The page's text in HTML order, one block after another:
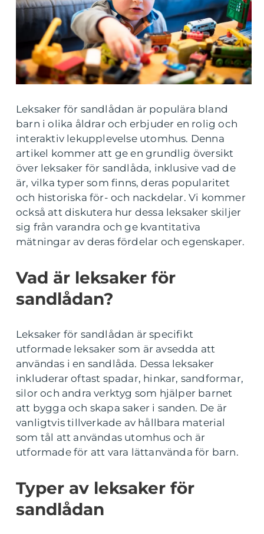
Leksaker för sandlådan är populära bland
barn i olika åldrar och erbjuder en rolig och
interaktiv lekupplevelse utomhus. Denna
artikel kommer att ge en grundlig översikt
över leksaker för sandlåda, inklusive vad de
är, vilka typer som finns, deras popularitet
och historiska för- och nackdelar. Vi kommer
också att diskutera hur dessa leksaker skiljer
sig från varandra och ge kvantitativa
mätningar av deras fördelar och egenskaper.
Vad är leksaker för
sandlådan?
Leksaker för sandlådan är specifikt
utformade leksaker som är avsedda att
användas i en sandlåda. Dessa leksaker
inkluderar oftast spadar, hinkar, sandformar,
silor och andra verktyg som hjälper barnet
att bygga och skapa saker i sanden. De är
vanligtvis tillverkade av hållbara material
som tål att användas utomhus och är
utformade för att vara lättanvända för barn.
Typer av leksaker för
sandlådan